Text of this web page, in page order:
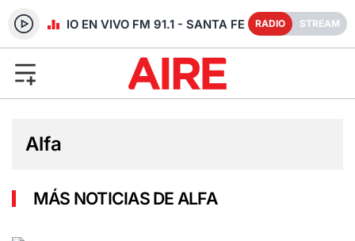
RADIO EN VIVO FM 91.1 - SANTA FE RADIO STREAM
Alfa
MÁS NOTICIAS DE ALFA